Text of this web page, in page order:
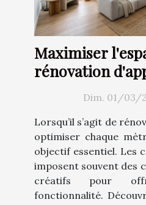
Maximiser
rénovation
Dim. 01/03/
Lorsqu’il s’agit de
optimiser chaque
objectif essentiel. Les
imposent souvent des
créatifs pour
fonctionnalité.